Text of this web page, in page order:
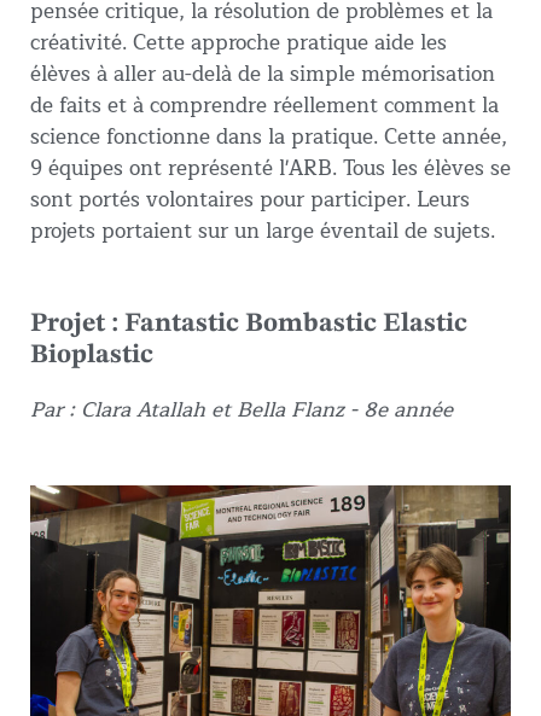
pensée critique, la résolution de problèmes et la
créativité. Cette approche pratique aide les
élèves à aller au-delà de la simple mémorisation
de faits et à comprendre réellement comment la
science fonctionne dans la pratique. Cette année,
9 équipes ont représenté l'ARB. Tous les élèves se
sont portés volontaires pour participer. Leurs
projets portaient sur un large éventail de sujets.
Projet : Fantastic Bombastic Elastic
Bioplastic
Par : Clara Atallah et Bella Flanz - 8e année